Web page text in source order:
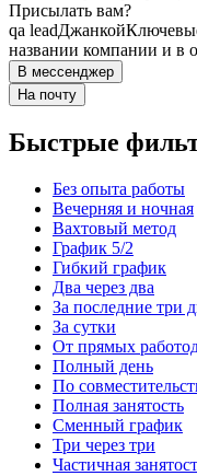
Присылать вам?
qa leadДжанкой
названии компании и в
В мессенджер
На почту
Быстрые
Без опыта работы
Вечерняя и ночная
Вахтовый метод
График 5/2
Гибкий график
Два через два
За последние три
За сутки
От прямых
Полный день
По
Полная занятость
Сменный график
Три через три
Частичная